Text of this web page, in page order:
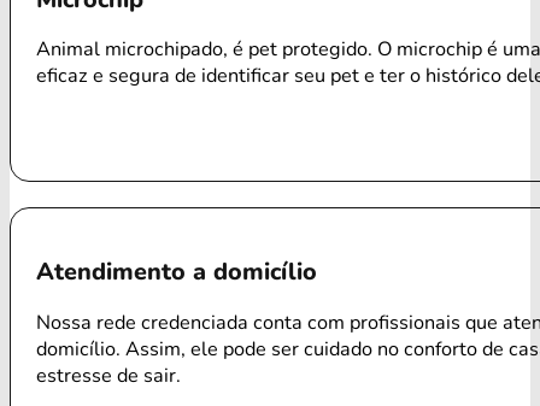
Animal microchipado, é pet protegido. O microchip é
eficaz e segura de identificar seu pet e ter o histórico
Atendimento a domicílio
Nossa rede credenciada conta com profissionais que
domicílio. Assim, ele pode ser cuidado no conforto de
estresse de sair.